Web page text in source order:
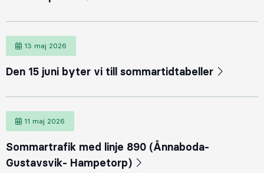
13 maj 2026
Den 15 juni byter vi till sommartidtabeller
11 maj 2026
Sommartrafik med linje 890 (Ånnaboda-
Gustavsvik- Hampetorp)